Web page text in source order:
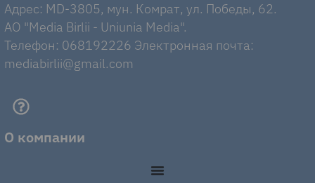
Адрес: MD-3805, мун. Комрат, ул. Победы, 62.
AO "Media Birlii - Uniunia Media".
Телефон: 068192226 Электронная почта:
mediabirlii@gmail.com
О компании